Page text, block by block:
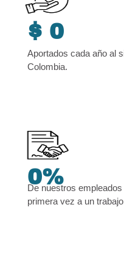
$ 0
Aportados cada año al
Colombia.
0%
De nuestros
primera vez a un